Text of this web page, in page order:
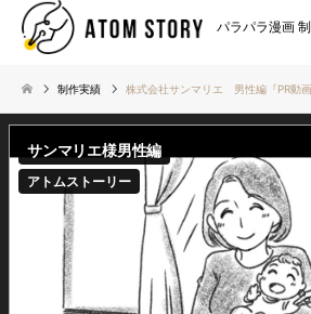
パラパラ漫画
制作実績 株式会社サンマリエ 男性編『PR動画